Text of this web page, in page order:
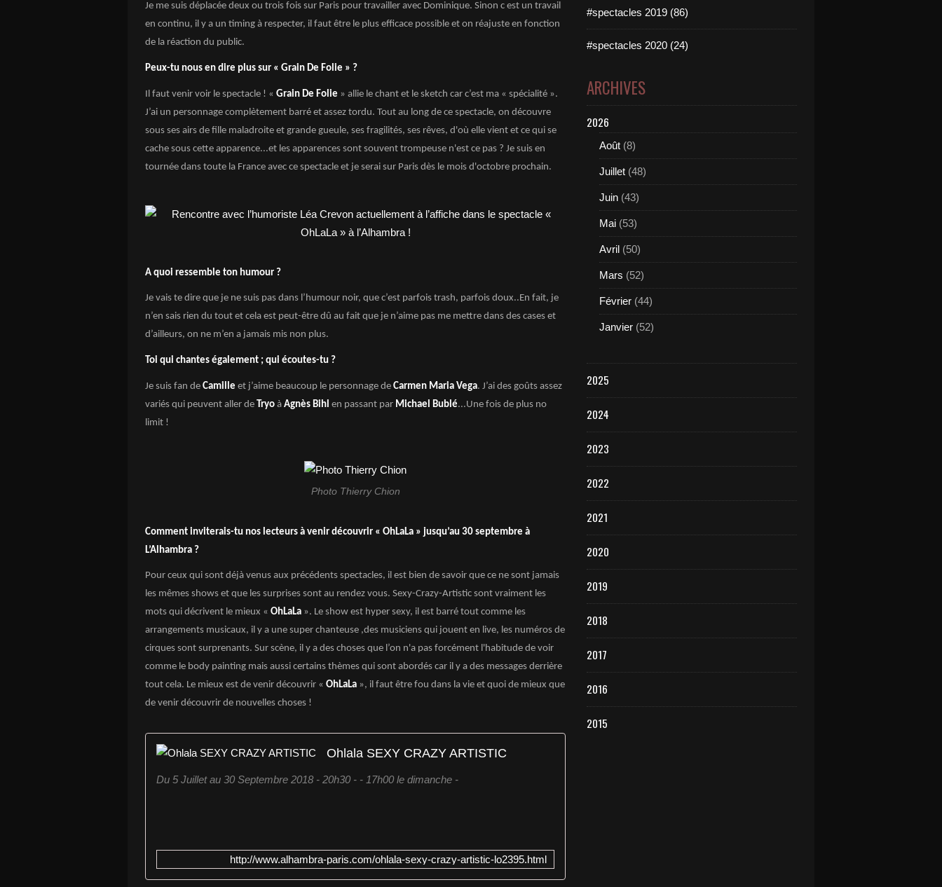
Je me suis déplacée deux ou trois fois sur Paris pour travailler avec Dominique. Sinon c est un travail
en continu, il y a un timing à respecter, il faut être le plus efficace possible et on réajuste en fonction
de la réaction du public.
Peux-tu nous en dire plus sur « Grain De Folie » ?
Il faut venir voir le spectacle ! « Grain De Folie » allie le chant et le sketch car c’est ma « spécialité ».
J’ai un personnage complètement barré et assez tordu. Tout au long de ce spectacle, on découvre
sous ses airs de fille maladroite et grande gueule, ses fragilités, ses rêves, d'où elle vient et ce qui se
cache sous cette apparence...et les apparences sont souvent trompeuse n'est ce pas ? Je suis en
tournée dans toute la France avec ce spectacle et je serai sur Paris dès le mois d'octobre prochain.
A quoi ressemble ton humour ?
Je vais te dire que je ne suis pas dans l’humour noir, que c’est parfois trash, parfois doux..En fait, je
n’en sais rien du tout et cela est peut-être dû au fait que je n’aime pas me mettre dans des cases et
d’ailleurs, on ne m’en a jamais mis non plus.
Toi qui chantes également ; qui écoutes-tu ?
Je suis fan de Camille et j’aime beaucoup le personnage de Carmen Maria Vega. J’ai des goûts assez
variés qui peuvent aller de Tryo à Agnès Bihl en passant par Michael Bublé...Une fois de plus no
limit !
Photo Thierry Chion
Comment inviterais-tu nos lecteurs à venir découvrir « OhLaLa » jusqu’au 30 septembre à
L’Alhambra ?
Pour ceux qui sont déjà venus aux précédents spectacles, il est bien de savoir que ce ne sont jamais
les mêmes shows et que les surprises sont au rendez vous. Sexy-Crazy-Artistic sont vraiment les
mots qui décrivent le mieux « OhLaLa ». Le show est hyper sexy, il est barré tout comme les
arrangements musicaux, il y a une super chanteuse ,des musiciens qui jouent en live, les numéros de
cirques sont surprenants. Sur scène, il y a des choses que l’on n'a pas forcément l'habitude de voir
comme le body painting mais aussi certains thèmes qui sont abordés car il y a des messages derrière
tout cela. Le mieux est de venir découvrir « OhLaLa », il faut être fou dans la vie et quoi de mieux que
de venir découvrir de nouvelles choses !
Ohlala SEXY CRAZY ARTISTIC
Du 5 Juillet au 30 Septembre 2018 - 20h30 - - 17h00 le dimanche -
http://www.alhambra-paris.com/ohlala-sexy-crazy-artistic-lo2395.html
#spectacles 2019 (86)
#spectacles 2020 (24)
ARCHIVES
2026
Août (8)
Juillet (48)
Juin (43)
Mai (53)
Avril (50)
Mars (52)
Février (44)
Janvier (52)
2025
2024
2023
2022
2021
2020
2019
2018
2017
2016
2015